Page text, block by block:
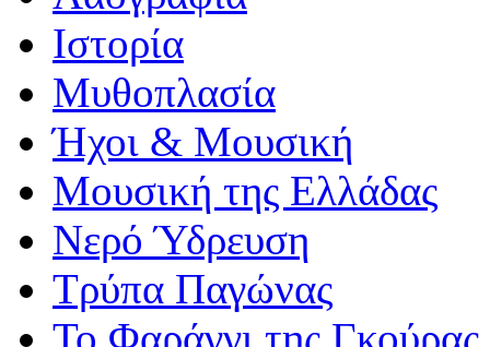
Ιστορία
Μυθοπλασία
Ήχοι & Μουσική
Μουσική της Ελλάδας
Νερό Ύδρευση
Τρύπα Παγώνας
Το Φαράγγι της Γκούρας